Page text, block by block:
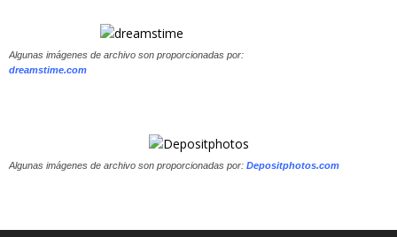
Algunas imágenes de archivo son proporcionadas por:
dreamstime.com
Algunas imágenes de archivo son proporcionadas por: Depositphotos.com